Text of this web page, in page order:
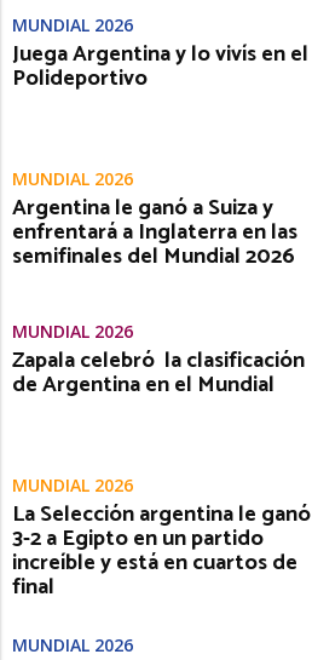
MUNDIAL 2026
Juega Argentina y lo vivís en el
Polideportivo
MUNDIAL 2026
Argentina le ganó a Suiza y
enfrentará a Inglaterra en las
semifinales del Mundial 2026
MUNDIAL 2026
Zapala celebró la clasificación
de Argentina en el Mundial
MUNDIAL 2026
La Selección argentina le ganó
3-2 a Egipto en un partido
increíble y está en cuartos de
final
MUNDIAL 2026